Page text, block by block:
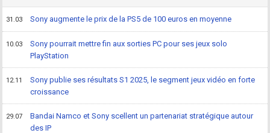
31.03 Sony augmente le prix de la PS5 de 100 euros en moyenne
10.03
Sony pourrait mettre fin aux sorties PC pour ses jeux solo
PlayStation
12.11
Sony publie ses résultats S1 2025, le segment jeux vidéo en forte
croissance
29.07
Bandai Namco et Sony scellent un partenariat stratégique autour
des IP